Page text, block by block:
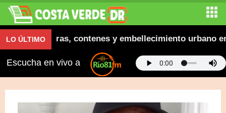
LO ÚLTIMOaceras, contenes y embellecimiento urbano en
Escucha en vivo a